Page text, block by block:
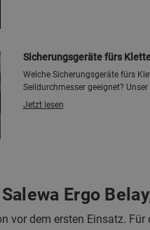
Sicherungsgeräte fürs
Welche Sicherungsgeräte fürs
Seildurchmesser geeignet?
Jetzt lesen
Ergo
vor dem ersten Einsatz.